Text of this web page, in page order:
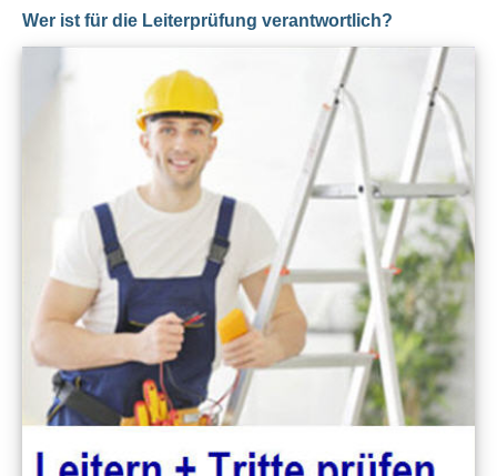
Wer ist für die Leiterprüfung verantwortlich?